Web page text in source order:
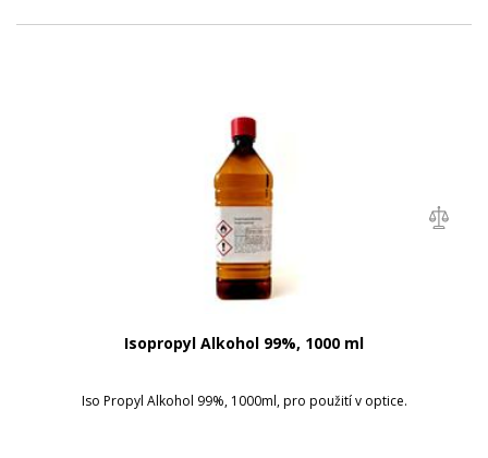
Isopropyl Alkohol 99%, 1000 ml
Iso Propyl Alkohol 99%, 1000ml, pro použití v optice.